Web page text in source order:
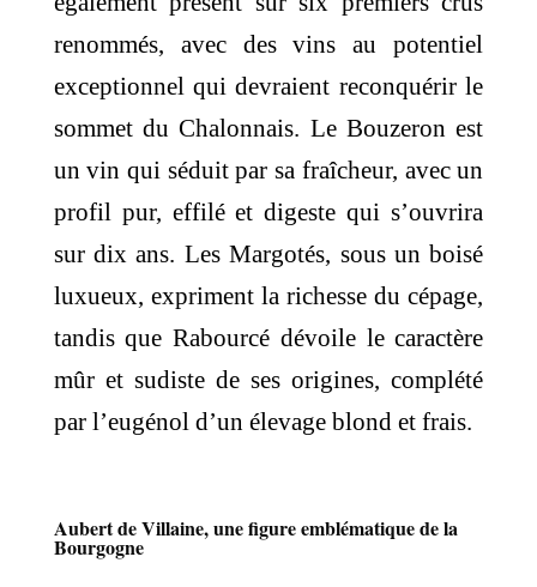
renommés, avec des vins au potentiel
exceptionnel qui devraient reconquérir le
sommet du Chalonnais. Le Bouzeron est
un vin qui séduit par sa fraîcheur, avec un
profil pur, effilé et digeste qui s’ouvrira
sur dix ans. Les Margotés, sous un boisé
luxueux, expriment la richesse du cépage,
tandis que Rabourcé dévoile le caractère
mûr et sudiste de ses origines, complété
par l’eugénol d’un élevage blond et frais.
Aubert de Villaine, une figure emblématique de la
Bourgogne